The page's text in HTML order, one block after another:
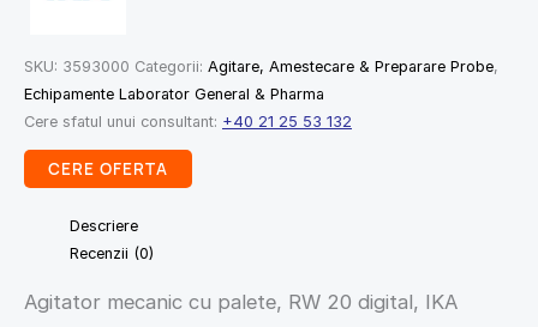
SKU: 3593000 Categorii: Agitare, Amestecare & Preparare Probe,
Echipamente Laborator General & Pharma
Cere sfatul unui consultant: +40 21 25 53 132
CERE OFERTA
Descriere
Recenzii (0)
Agitator mecanic cu palete, RW 20 digital, IKA